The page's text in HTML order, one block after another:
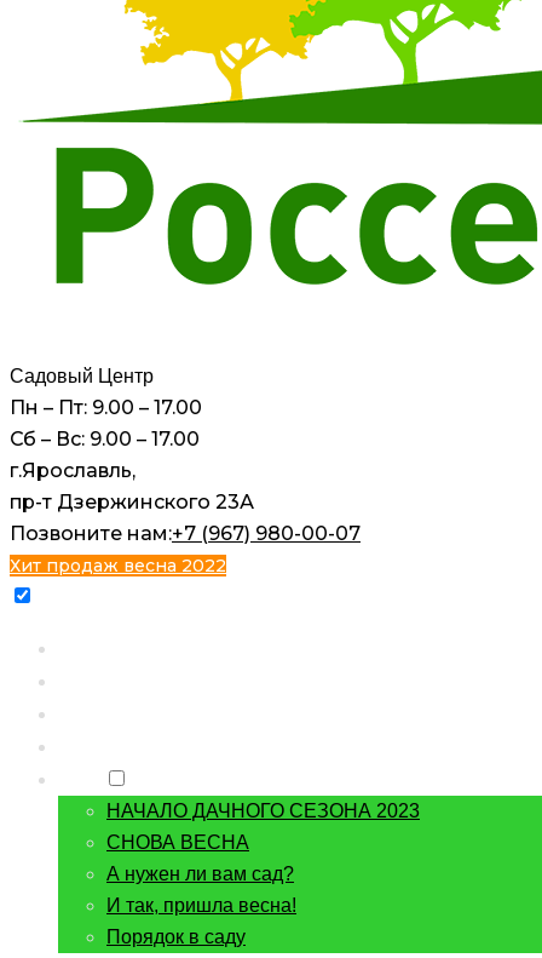
Садовый Центр
Пн – Пт: 9.00 – 17.00
Сб – Вс: 9.00 – 17.00
г.Ярославль,
пр-т Дзержинского 23А
Позвоните нам:+7 (967) 980-00-07
Хит продаж весна 2022
НАЧАЛО ДАЧНОГО СЕЗОНА 2023
СНОВА ВЕСНА
А нужен ли вам сад?
И так, пришла весна!
Порядок в саду